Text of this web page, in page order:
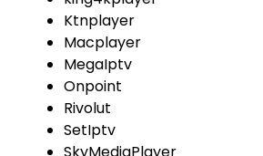
Ktnplayer
Macplayer
MegaIptv
Onpoint
Rivolut
SetIptv
SkyMediaPlayer